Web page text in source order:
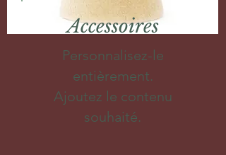
Accessoires
Personnalisez-le
entièrement.
Ajoutez le contenu
souhaité.